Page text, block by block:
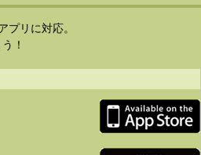
プリに対応。
！